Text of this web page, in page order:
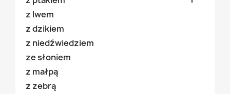
z lwem
z dzikiem
z niedźwiedziem
ze słoniem
z małpą
z zebrą